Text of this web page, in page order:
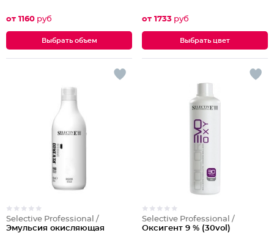
от 1160 руб
Выбрать объем
от 1733 руб
Выбрать цвет
Selective Professional /
Эмульсия окисляющая
Selective Professional /
Оксигент 9 % (30vol)